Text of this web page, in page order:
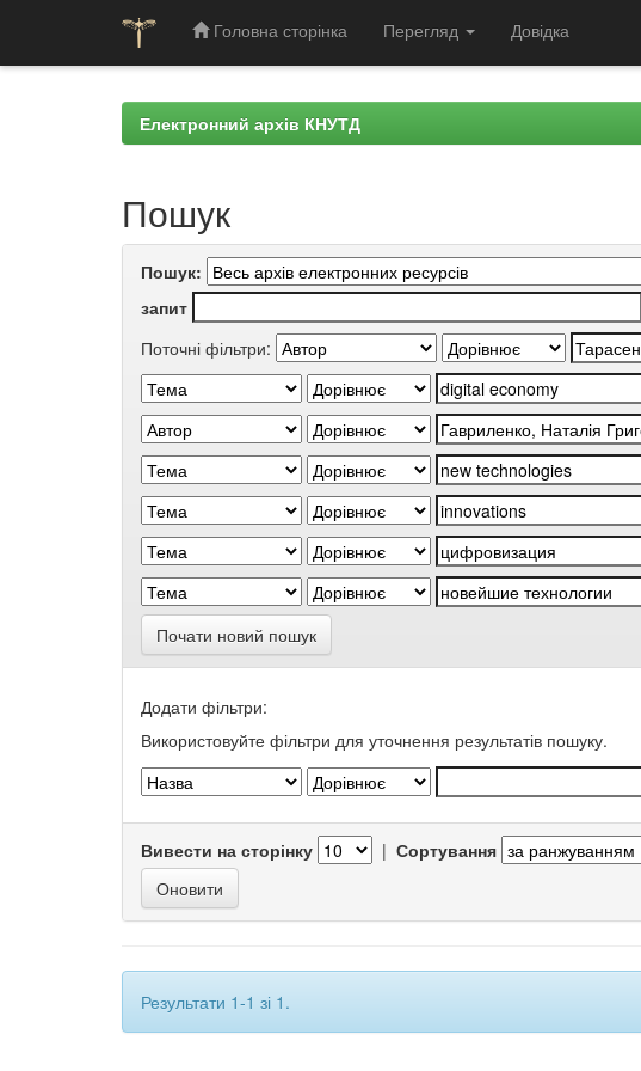
Головна сторінка Перегляд Довідка
Електронний архів КНУТД
Пошук
Пошук:
запит
Поточні фільтри:
Почати новий пошук
Додати фільтри:
Використовуйте фільтри для уточнення результатів пошуку.
Вивести на сторінку | Сортування
Результати 1-1 зі 1.